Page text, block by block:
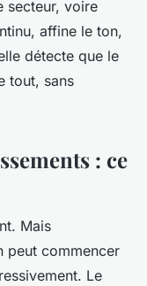
secteur, voire
affine le ton,
détecte que le
tout, sans
: ce
Mais
peut commencer
Le